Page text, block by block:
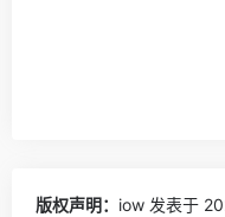
版权声明： iow 发表于